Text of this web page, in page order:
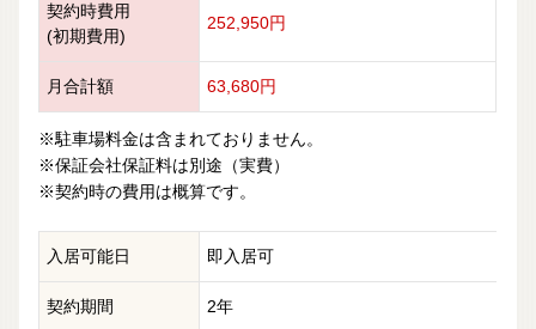
契約時費用
(初期費用)
252,950円
月合計額 63,680円
※駐車場料金は含まれておりません。
※保証会社保証料は別途（実費）
※契約時の費用は概算です。
入居可能日 即入居可
契約期間 2年